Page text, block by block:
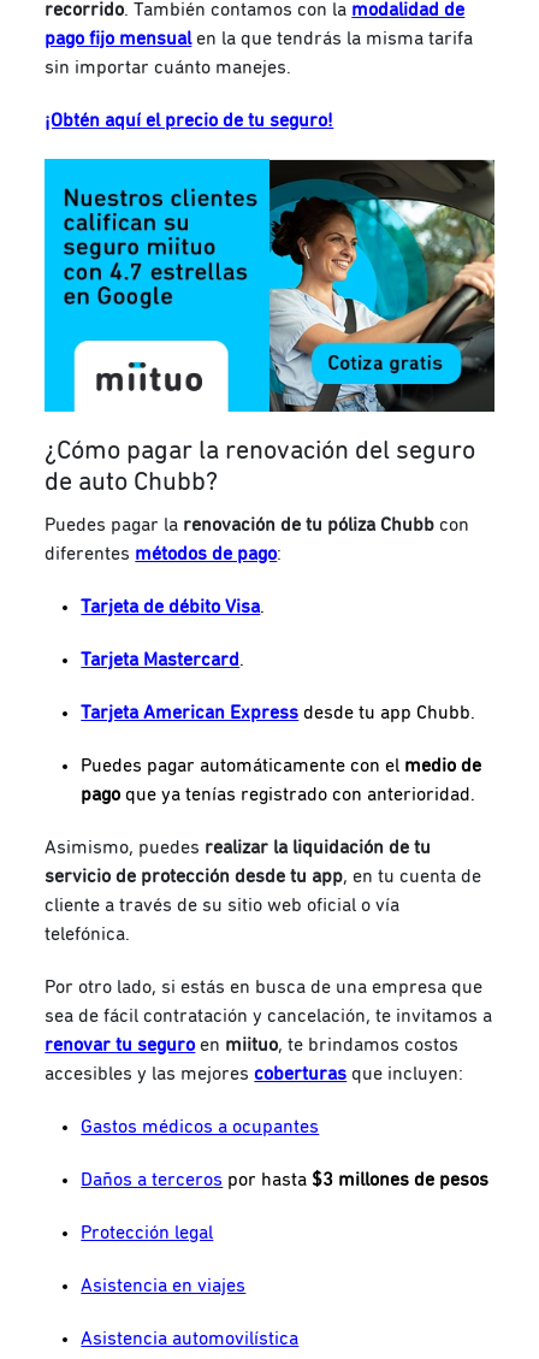
recorrido. También contamos con la modalidad de
pago fijo mensualen la que tendrás la misma tarifa
sin importar cuánto manejes.
¡Obtén aquí el precio de tu seguro!
¿Cómo pagar la renovación del seguro
de auto Chubb?
Puedes pagar la renovación de tu póliza Chubb con
diferentes métodos de pago:
Tarjeta de débito Visa.
Tarjeta Mastercard.
Tarjeta American Express desde tu app Chubb.
Puedes pagar automáticamente con el medio de
pagoque ya tenías registrado con anterioridad.
Asimismo, puedes realizar la liquidación de tu
servicio de protección desde tu app, en tu cuenta de
cliente a través de su sitio web oficial o vía
telefónica.
Por otro lado, si estás en busca de una empresa que
sea de fácil contratación y cancelación, te invitamos a
renovar tu seguro en miituo, te brindamos costos
accesibles y las mejorescoberturas que incluyen:
Gastos médicos a ocupantes
Daños a terceros por hasta $3 millones de pesos
Protección legal
Asistencia en viajes
Asistencia automovilística